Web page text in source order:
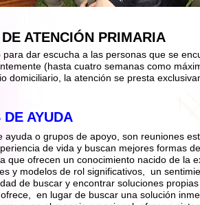
para dar escucha a las personas que se
(hasta cuatro semanas como
domiciliario, la atención se presta
ayuda o grupos de apoyo, son reuniones
de vida y buscan mejores formas
que ofrecen un conocimiento nacido de la
y modelos de rol significativos, un
de buscar y encontrar soluciones
en lugar de buscar una solución
ATENCIÓN PRIMARIA
AYUDA